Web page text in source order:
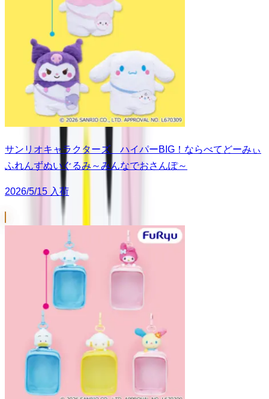
サンリオキャラクターズ ハイパーBIG！ならべてどーみぃ
ふれんずぬいぐるみ～みんなでおさんぽ～
2026/5/15 入荷